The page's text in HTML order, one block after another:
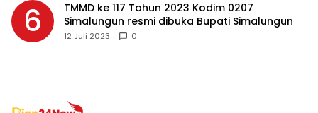
6
TMMD ke 117 Tahun 2023 Kodim 0207
Simalungun resmi dibuka Bupati Simalungun
12 Juli 2023 0